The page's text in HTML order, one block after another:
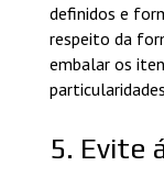
definidos e
respeito da
embalar os
5. Evite